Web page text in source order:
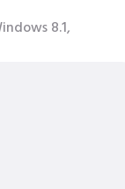
8.1,